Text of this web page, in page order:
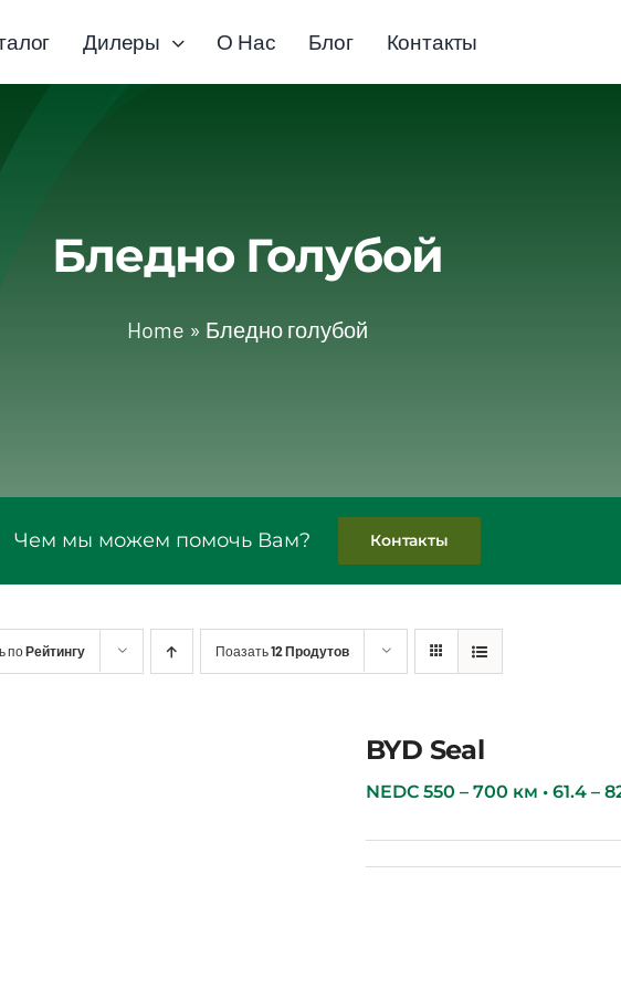
Дилеры О Нас Блог Контакты
Бледно Голубой
Home » Бледно голубой
Чем мы можем помочь Вам? Контакты
поРейтингу Поазать12 Продутов
BYD Seal
NEDC 550 – 700 км • 61.4 –